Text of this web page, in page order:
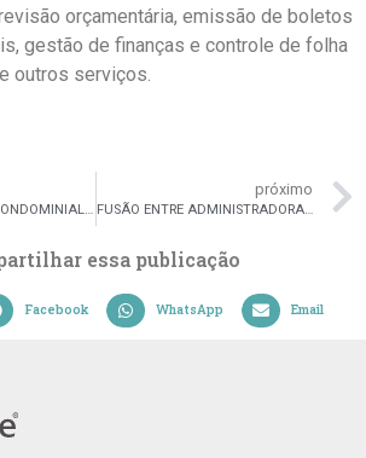
orçamentária, emissão de boletos
gestão de finanças e controle de folha
outros serviços.
próximo
FUSÃO ENTRE ADMINISTRADORAS CEARENSES DE CONDOMÍNIOS CRIA A ATITUDE FORTAL
essa publicação
Facebook WhatsApp Email